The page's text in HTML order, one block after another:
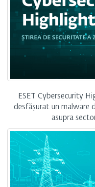
ESET Cybersecurity
desfășurat un malware
asupra